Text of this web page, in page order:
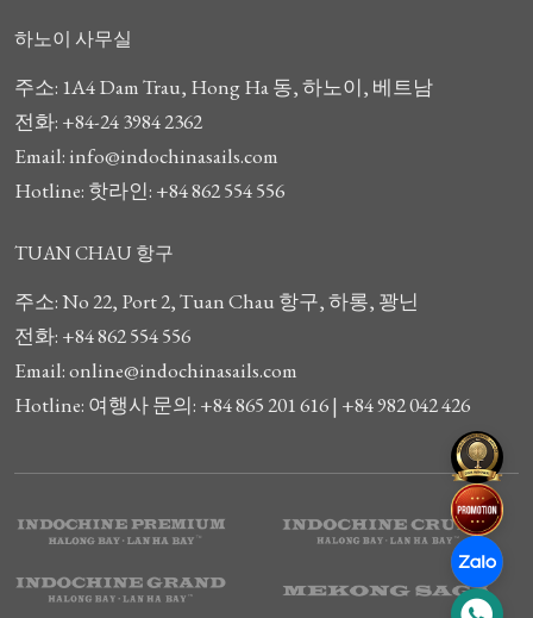
하노이 사무실
주소: 1A4 Dam Trau, Hong Ha 동, 하노이, 베트남
전화: +84-24 3984 2362
Email: info@indochinasails.com
Hotline: 핫라인: +84 862 554 556
TUAN CHAU 항구
주소: No 22, Port 2, Tuan Chau 항구, 하롱, 꽝닌
전화: +84 862 554 556
Email: online@indochinasails.com
Hotline: 여행사 문의: +84 865 201 616 | +84 982 042 426